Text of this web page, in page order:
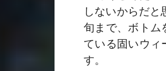
しないからだ
旬まで、ボトム
ている固いウィ
す。